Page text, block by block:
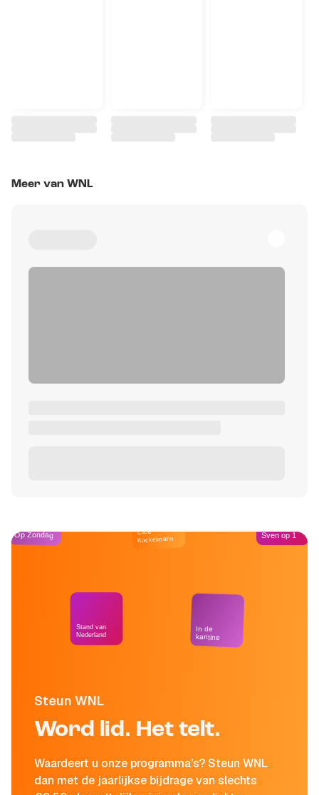
Meer van WNL
Steun WNL
Word lid. Het telt.
Waardeert u onze programma's? Steun WNL
dan met de jaarlijkse bijdrage van slechts
Op Zondag
Stand van
Nederland
Café
Kockelmann
In de
kantine
Sven op 1